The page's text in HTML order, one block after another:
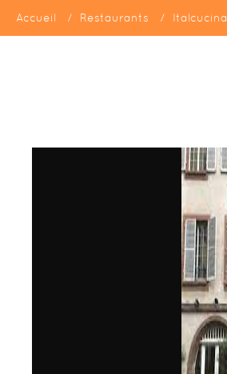
Accueil Restaurants Italcucina